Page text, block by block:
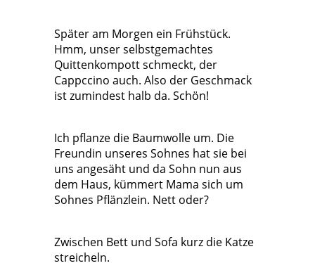
Später am Morgen ein Frühstück.
Hmm, unser selbstgemachtes
Quittenkompott schmeckt, der
Cappccino auch. Also der Geschmack
ist zumindest halb da. Schön!
Ich pflanze die Baumwolle um. Die
Freundin unseres Sohnes hat sie bei
uns angesäht und da Sohn nun aus
dem Haus, kümmert Mama sich um
Sohnes Pflänzlein. Nett oder?
Zwischen Bett und Sofa kurz die Katze
streicheln.